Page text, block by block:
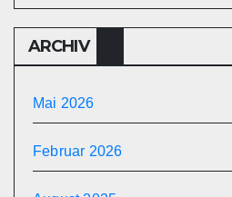
ARCHIV
Mai 2026
Februar 2026